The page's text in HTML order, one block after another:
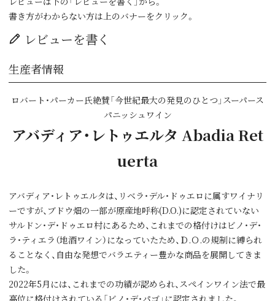
書き方がわからない方は上のバナーをクリック。
レビューを書く
生産者情報
ロバート・パーカー氏絶賛「今世紀最大の発見のひとつ」スーパース
パニッシュワイン
アバディア・レトゥエルタ Abadia Ret
uerta
アバディア・レトゥエルタは、リベラ・デル・ドゥエロに属すワイナリ
ーですが、ブドウ畑の一部が原産地呼称(D.O.)に認定されていない
サルドン・デ・ドゥエロ村にあるため、これまでの格付けはビノ・デ・
ラ・ティエラ（地酒ワイン）になっていたため、Ｄ.Ｏ.の規制に縛られ
ることなく、自由な発想でバラエティー豊かな商品を展開してきま
した。
2022年5月には、これまでの功績が認められ、スペインワイン法で最